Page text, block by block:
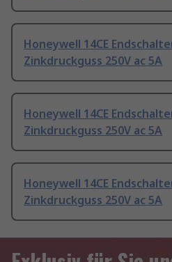
Honeywell 14CE
Zinkdruckguss 250V ac 5A
Honeywell 14CE
Zinkdruckguss 250V ac 5A
Honeywell 14CE
Zinkdruckguss 250V ac 5A